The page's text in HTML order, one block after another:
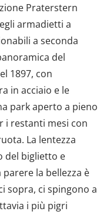
Praterstern
armadietti a
a seconda
del
1897, con
in acciaio e le
park aperto a pieno
i restanti mesi con
La lentezza
del biglietto e
la bellezza è
sopra, ci spingono a
i più pigri